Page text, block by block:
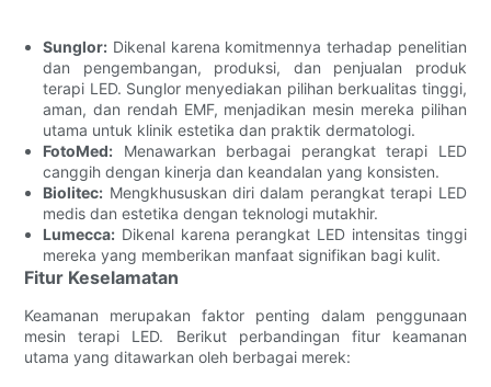
Sunglor: Dikenal karena komitmennya terhadap penelitian
dan pengembangan, produksi, dan penjualan produk
terapi LED. Sunglor menyediakan pilihan berkualitas tinggi,
aman, dan rendah EMF, menjadikan mesin mereka pilihan
utama untuk klinik estetika dan praktik dermatologi.
FotoMed: Menawarkan berbagai perangkat terapi LED
canggih dengan kinerja dan keandalan yang konsisten.
Biolitec: Mengkhususkan diri dalam perangkat terapi LED
medis dan estetika dengan teknologi mutakhir.
Lumecca: Dikenal karena perangkat LED intensitas tinggi
mereka yang memberikan manfaat signifikan bagi kulit.
Fitur Keselamatan
Keamanan merupakan faktor penting dalam penggunaan
mesin terapi LED. Berikut perbandingan fitur keamanan
utama yang ditawarkan oleh berbagai merek: